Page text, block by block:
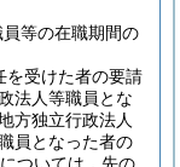
等の在職期間の
を受けた者の要請
法人等職員とな
方独立行政法人
員となった者の